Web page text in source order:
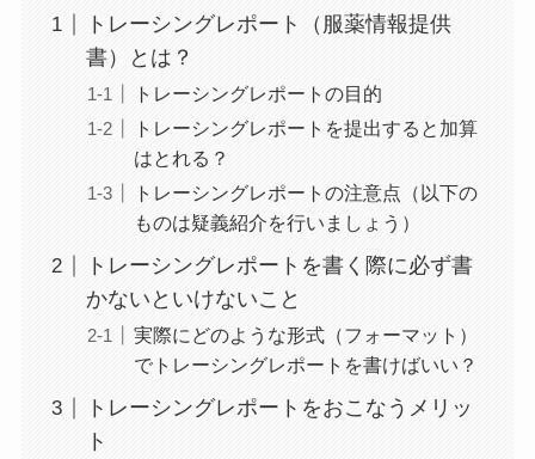
トレーシングレポート（服薬情報提供
書）とは？
トレーシングレポートの目的
トレーシングレポートを提出すると加算
はとれる？
トレーシングレポートの注意点（以下の
ものは疑義紹介を行いましょう）
トレーシングレポートを書く際に必ず書
かないといけないこと
実際にどのような形式（フォーマット）
でトレーシングレポートを書けばいい？
トレーシングレポートをおこなうメリッ
ト